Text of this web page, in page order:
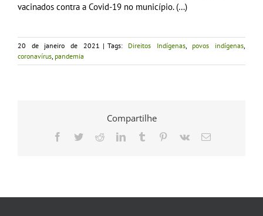
vacinados contra a Covid-19 no município. (…)
20 de janeiro de 2021 | Tags: Direitos Indígenas, povos indígenas
coronavírus pandemia
Compartilhe
Facebook
TwitterRedditLinkedInTumblr Pinterest
Vk
E-